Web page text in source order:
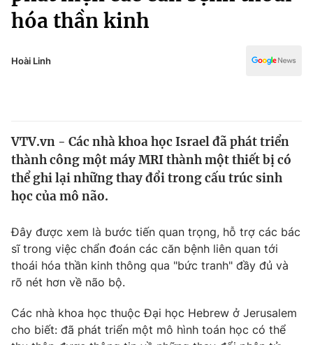
Chính trị
Thế giới
Tin tức
Câu chuyện quốc tế
Kinh tế
Tài chính
Thị trường
Góc doanh nghiệp
Dữ liệu và đời sống
Truyền hình
Phim VTV
Giải trí
Truyền hình
hóa thần kinh
Hoài Linh
VTV.vn - Các nhà khoa học Israel đã phát triển
thành công một máy MRI thành một thiết bị có
thể ghi lại những thay đổi trong cấu trúc sinh
học của mô não.
Đây được xem là bước tiến quan trọng, hỗ trợ các bác
sĩ trong việc chẩn đoán các căn bệnh liên quan tới
thoái hóa thần kinh thông qua "bức tranh" đầy đủ và
rõ nét hơn về não bộ.
Các nhà khoa học thuộc Đại học Hebrew ở Jerusalem
cho biết: đã phát triển một mô hình toán học có thể